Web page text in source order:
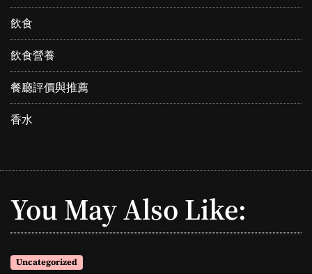
飲食
飲食營養
餐廳評價與推薦
香水
You May Also Like:
Uncategorized